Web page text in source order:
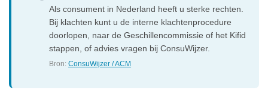
Als consument in Nederland heeft u sterke rechten.
Bij klachten kunt u de interne klachtenprocedure
doorlopen, naar de Geschillencommissie of het Kifid
stappen, of advies vragen bij ConsuWijzer.
Bron:ConsuWijzer / ACM